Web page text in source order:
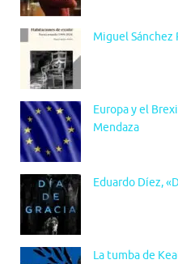
Miguel Sánchez
Europa y el
Mendaza
Eduardo Díez,
La tumba de